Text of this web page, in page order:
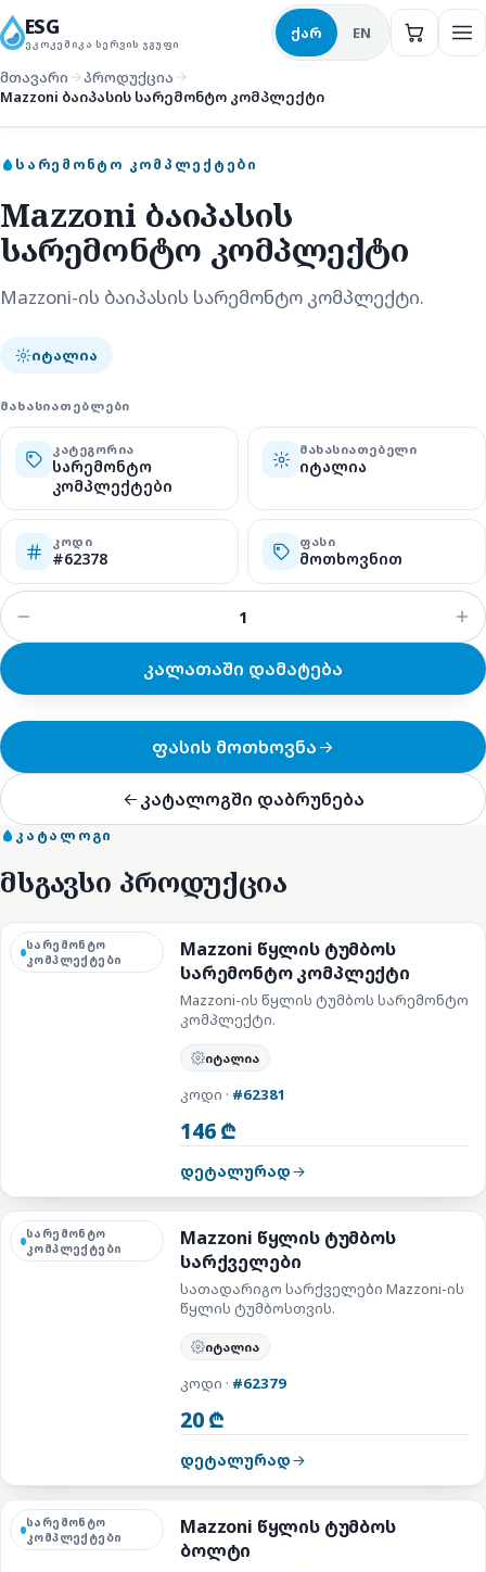
ESG
ᲔᲙᲝᲙᲔᲛᲘᲙᲐ ᲡᲔᲠᲕᲘᲡ ᲯᲒᲣᲤᲘ
ქარ EN
მთავარი
პროდუქცია
Mazzoni ბაიპასის სარემონტო კომპლექტი
ᲡᲐᲠᲔᲛᲝᲜᲢᲝ ᲙᲝᲛᲞᲚᲔᲥᲢᲔᲑᲘ
Mazzoni ბაიპასის
სარემონტო კომპლექტი
Mazzoni-ის ბაიპასის სარემონტო კომპლექტი.
იტალია
ᲛᲐᲮᲐᲡᲘᲐᲗᲔᲑᲚᲔᲑᲘ
ᲙᲐᲢᲔᲒᲝᲠᲘᲐ
სარემონტო
კომპლექტები
ᲛᲐᲮᲐᲡᲘᲐᲗᲔᲑᲔᲚᲘ
იტალია
ᲙᲝᲓᲘ
#62378
ᲤᲐᲡᲘ
მოთხოვნით
კალათაში დამატება
ფასის მოთხოვნა
კატალოგში დაბრუნება
სარემონტო კომპლექტები
ᲙᲐᲢᲐᲚᲝᲒᲘ
მსგავსი პროდუქცია
სარემონტო
კომპლექტები
Mazzoni წყლის ტუმბოს
სარემონტო კომპლექტი
Mazzoni-ის წყლის ტუმბოს სარემონტო
კომპლექტი.
იტალია
კოდი · #62381
146 ₾
დეტალურად
სარემონტო
კომპლექტები
Mazzoni წყლის ტუმბოს
სარქველები
სათადარიგო სარქველები Mazzoni-ის
წყლის ტუმბოსთვის.
იტალია
კოდი · #62379
20 ₾
დეტალურად
სარემონტო
კომპლექტები
Mazzoni წყლის ტუმბოს
ბოლტი